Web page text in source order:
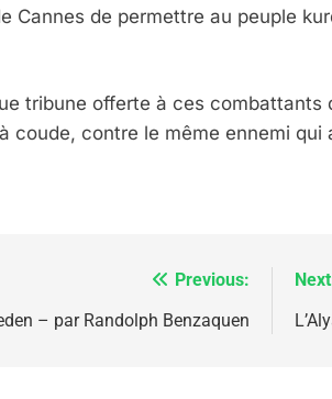
Cannes de permettre au peuple
tribune offerte à ces
coude, contre le même ennemi qui
Previous:
– par Randolph Benzaquen
FIÈRE, DIGNE ET RÉSILIENTE :
CE QUI NOUS MANQUE –